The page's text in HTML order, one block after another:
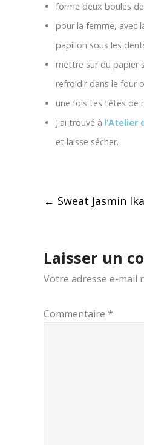
forme deux boules
pour la femme, avec
papillon sous les
mettre sur du papier
refroidir dans le four
une fois tes têtes de
J'ai trouvé à l'Atelier
et laisse sécher.
Post
← Sweat Jasmin
Laisser un
Votre adresse e-mail
Commentaire *